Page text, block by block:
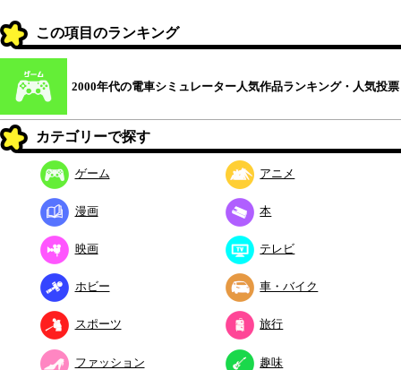
この項目のランキング
2000年代の電車シミュレーター人気作品ランキング・人気投票
カテゴリーで探す
ゲーム アニメ
漫画 本
映画 テレビ
ホビー 車・バイク
スポーツ 旅行
ファッション 趣味